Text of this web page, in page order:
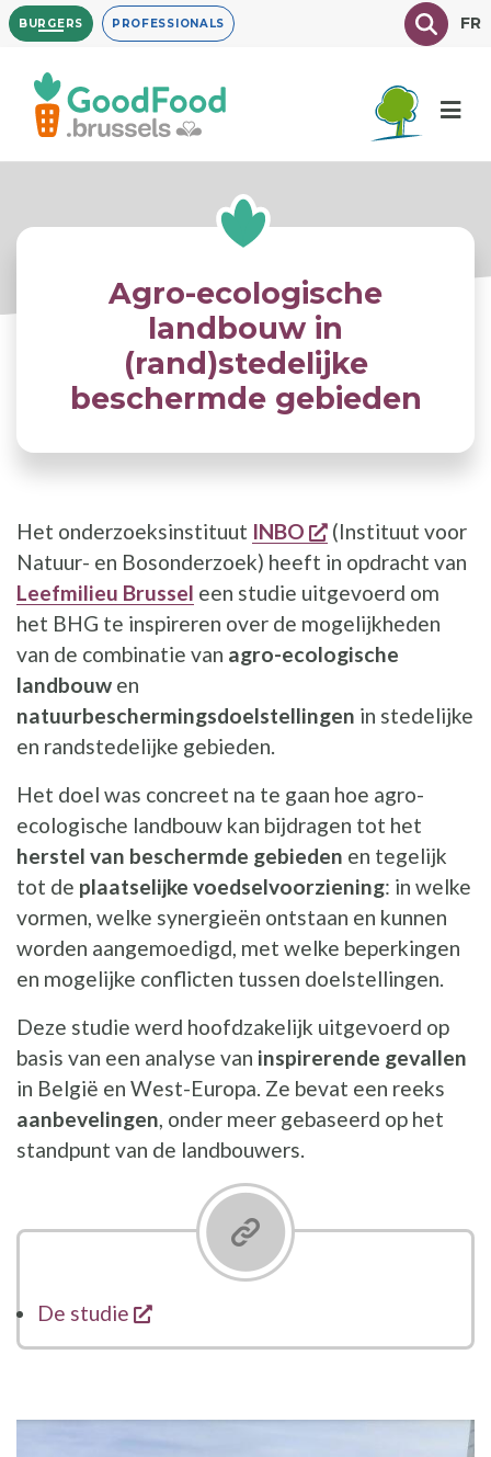
Overslaan
en
inhoud
gaan
BURGERS PROFESSIONALS TexteFR
Agro-ecologische
landbouw in
(rand)stedelijke
beschermde gebieden
Het onderzoeksinstituut INBO opent een nieuw
(Instituut voor
Natuur- en Bosonderzoek) heeft in opdracht van
Leefmilieu Brussel een studie uitgevoerd om
het BHG te inspireren over de mogelijkheden
van de combinatie van agro-ecologische
landbouw en
natuurbeschermingsdoelstellingen in stedelijke
en randstedelijke gebieden.
Het doel was concreet na te gaan hoe agro-
ecologische landbouw kan bijdragen tot het
herstel van beschermde gebieden en tegelijk
tot de plaatselijke voedselvoorziening: in welke
vormen, welke synergieën ontstaan en kunnen
worden aangemoedigd, met welke beperkingen
en mogelijke conflicten tussen doelstellingen.
Deze studie werd hoofdzakelijk uitgevoerd op
basis van een analyse van inspirerende gevallen
in België en West-Europa. Ze bevat een reeks
aanbevelingen, onder meer gebaseerd op het
standpunt van de landbouwers.
De studie opent een nieuw venster